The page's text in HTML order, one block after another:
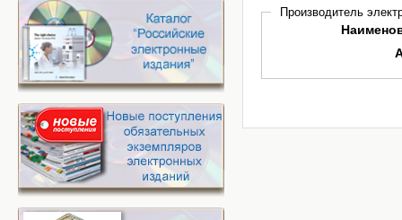
Производитель